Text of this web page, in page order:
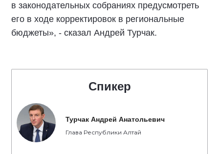
в законодательных собраниях предусмотреть
его в ходе корректировок в региональные
бюджеты», - сказал Андрей Турчак.
Спикер
Турчак Андрей Анатольевич
Глава Республики Алтай